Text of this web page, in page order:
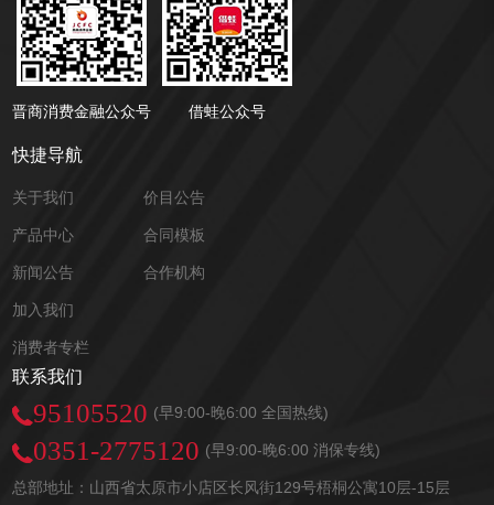
晋商消费金融公众号 借蛙公众号
快捷导航
关于我们
产品中心
新闻公告
加入我们
消费者专栏
价目公告
合同模板
合作机构
联系我们
95105520 (早9:00-晚6:00 全国热线)
0351-2775120 (早9:00-晚6:00 消保专线)
总部地址：山西省太原市小店区长风街129号梧桐公寓10层-15层